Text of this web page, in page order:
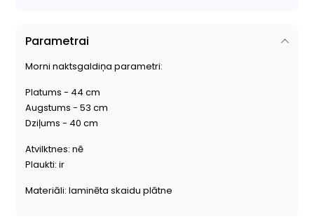
Parametrai
Morni naktsgaldiņa parametri:
Platums - 44 cm
Augstums - 53 cm
Dziļums - 40 cm
Atvilktnes: nē
Plaukti: ir
Materiāli: laminēta skaidu plātne